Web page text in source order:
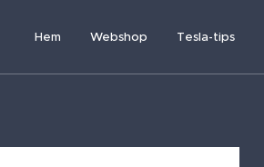
Hem Webshop Tesla-tips